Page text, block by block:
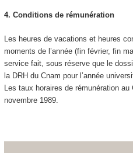
4. Conditions de rémunération
Les heures de vacations et heures
moments de l’année (fin février, fin
service fait, sous réserve que le
la DRH du Cnam pour l’année
Les taux horaires de rémunération
novembre 1989.